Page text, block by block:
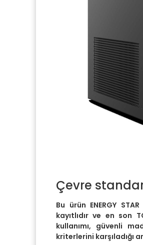
Çevre
Bu ürün ENERGY
kayıtlıdır ve en son
kullanımı, güvenli
kriterlerini karşıladığı